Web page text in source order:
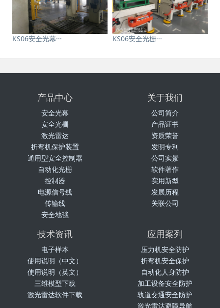
KS06安全光幕··· KS06安全光栅···
产品中心
安全光幕
安全光栅
激光雷达
折弯机保护装置
通用型安全控制器
自动化光栅
控制器
电源信号线
传输线
安全地毯
关于我们
公司简介
产品证书
资质荣誉
发明专利
公司实景
软件著作
实用新型
发展历程
关联公司
技术资讯
电子样本
使用说明（中文）
使用说明（英文）
三维模型下载
激光雷达软件下载
应用案列
压力机安全防护
折弯机安全保护
自动化人身防护
加工设备安全防护
轨道交通安全防护
激光雷达避障导航